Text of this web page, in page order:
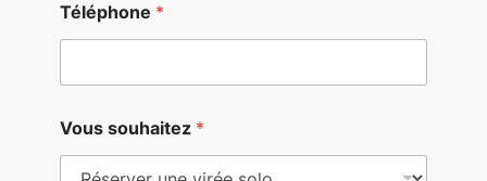
Téléphone *
Vous souhaitez *